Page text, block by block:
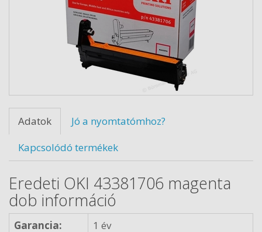
Adatok
Jó a nyomtatómhoz?
Kapcsolódó termékek
Eredeti OKI 43381706 magenta
dob információ
Garancia:
1 év